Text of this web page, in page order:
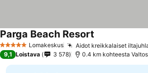
5 TähtiluokitusLomakeskus Aidot kreikkalaiset
Parga Beach Resort
9,1 Loistava 3 578 0.4 km kohteesta